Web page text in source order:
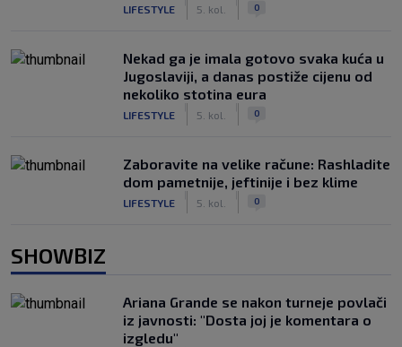
LIFESTYLE 5. kol. 0
Nekad ga je imala gotovo svaka kuća u
Jugoslaviji, a danas postiže cijenu od
nekoliko stotina eura
LIFESTYLE 5. kol. 0
Zaboravite na velike račune: Rashladite
dom pametnije, jeftinije i bez klime
LIFESTYLE 5. kol. 0
SHOWBIZ
Ariana Grande se nakon turneje povlači
iz javnosti: "Dosta joj je komentara o
izgledu"